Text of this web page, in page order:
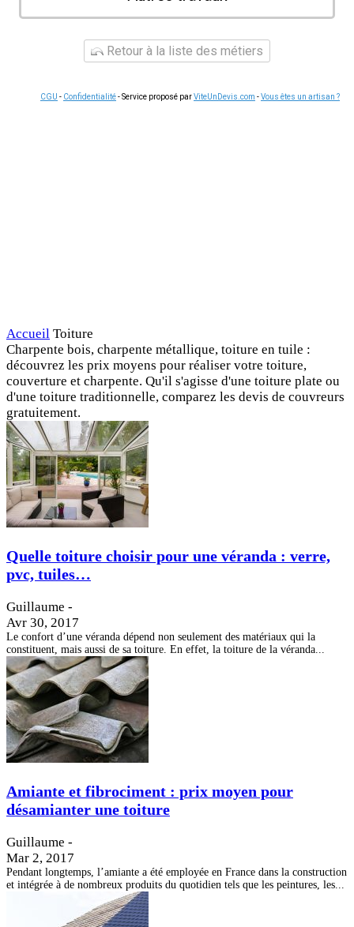
Retour à la liste des métiers
CGU - Confidentialité- Service proposé parViteUnDevis.com -Vous êtes un artisan ?
Accueil Toiture
Charpente bois, charpente métallique, toiture en tuile :
découvrez les prix moyens pour réaliser votre toiture,
couverture et charpente. Qu'il s'agisse d'une toiture plate ou
d'une toiture traditionnelle, comparez les devis de couvreurs
gratuitement.
Quelle toiture choisir pour une véranda : verre,
pvc, tuiles…
Guillaume -
Avr 30, 2017
Le confort d’une véranda dépend non seulement des matériaux qui la
constituent, mais aussi de sa toiture. En effet, la toiture de la véranda...
Amiante et fibrociment : prix moyen pour
désamianter une toiture
Guillaume -
Mar 2, 2017
Pendant longtemps, l’amiante a été employée en France dans la construction
et intégrée à de nombreux produits du quotidien tels que les peintures, les...